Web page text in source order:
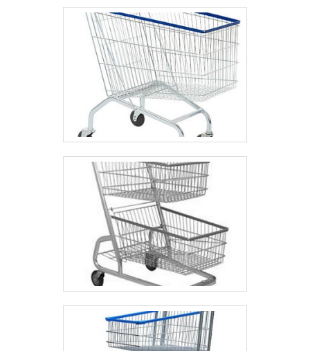
investidos valores consideráveis em instalações de
qualidade, aumentando a eficiência da marca. A
Bento Carrinhos é uma empresa que tem se
destacado da concorrência pela seriedade e
qualidade, que garantem uma entrega de excelência
de ponta a ponta. .